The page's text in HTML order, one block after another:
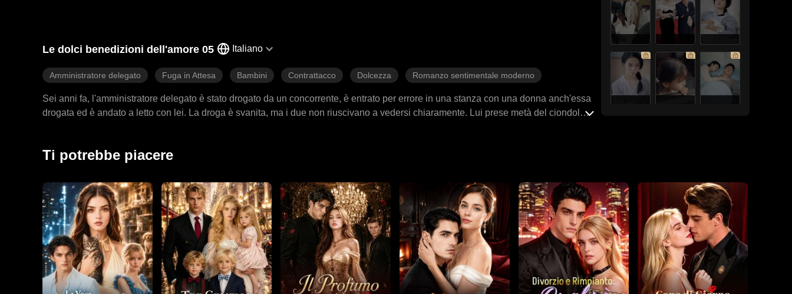
Le dolci benedizioni dell'amore 05 Italiano
Amministratore delegato Fuga in Attesa Bambini Contrattacco Dolcezza Romanzo sentimentale moderno
Sei anni fa, l'amministratore delegato è stato drogato da un concorrente, è entrato per errore in una stanza con una donna anch'essa
drogata ed è andato a letto con lei. La droga è svanita, ma i due non riuscivano a vedersi chiaramente. Lui prese metà del ciondolo
confermò che era lui il padre. Ha quindi intrapreso un viaggio alla ricerca dell'amore.
Ti potrebbe piacere